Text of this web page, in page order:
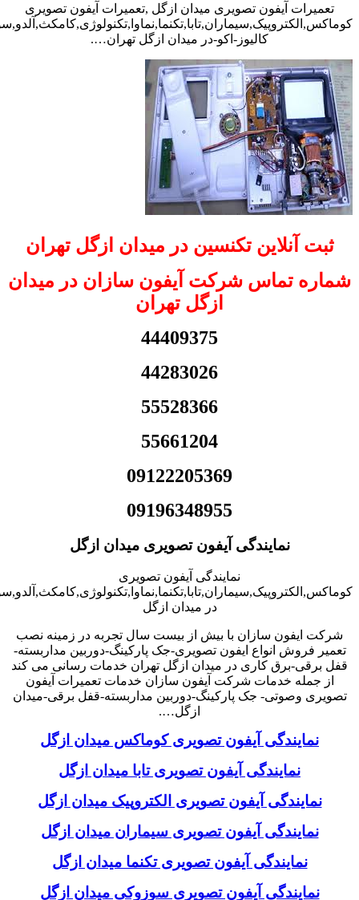
تعمیرات آیفون تصویری میدان ازگل ,تعمیرات آیفون تصویری
کالیوز-اکو-در میدان ازگل تهران….
ثبت آنلاین تکنسین در میدان ازگل تهران
شماره تماس شرکت آیفون سازان در میدان
ازگل تهران
44409375
44283026
55528366
55661204
09122205369
09196348955
نمایندگی آیفون تصویری میدان ازگل
نمایندگی آیفون تصویری
در میدان ازگل
شرکت ایفون سازان با بیش از بیست سال تجربه در زمینه نصب
تعمیر فروش انواع ایفون تصویری-جک پارکینگ-دوربین مداربسته-
قفل برقی-برق کاری در میدان ازگل تهران خدمات رسانی می کند
از جمله خدمات شرکت آیفون سازان خدمات تعمیرات آیفون
تصویری وصوتی- جک پارکینگ-دوربین مداربسته-قفل برقی-میدان
ازگل….
نمایندگی آیفون تصویری کوماکس میدان ازگل
نمایندگی آیفون تصویری تابا میدان ازگل
نمایندگی آیفون تصویری الکتروپیک میدان ازگل
نمایندگی آیفون تصویری سیماران میدان ازگل
نمایندگی آیفون تصویری تکنما میدان ازگل
نمایندگی آیفون تصویری سوزوکی میدان ازگل